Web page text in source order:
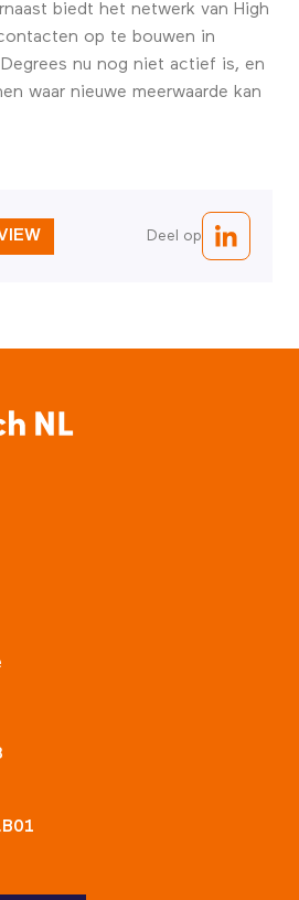
biedt het netwerk van High
op te bouwen in
nu nog niet actief is, en
waar nieuwe meerwaarde kan
Deel op